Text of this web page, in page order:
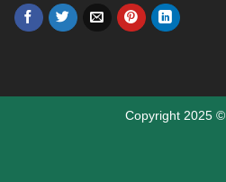
Copyright 2025 ©